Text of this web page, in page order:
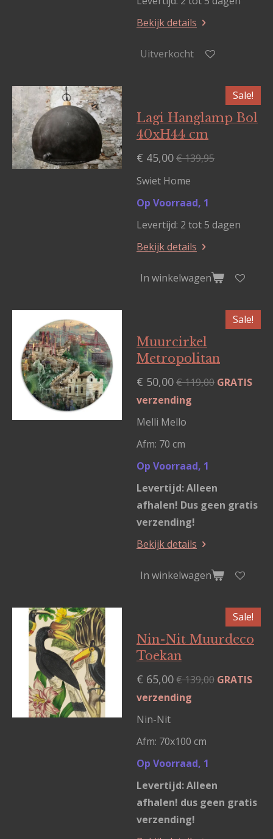
Bekijk details
Uitverkocht
Sale!
Lagi Hanglamp Bol
40xH44 cm
€ 45,00€ 139,95
Swiet Home
Op Voorraad, 1
Levertijd: 2 tot 5 dagen
Bekijk details
In winkelwagen
Sale!
Muurcirkel
Metropolitan
€ 50,00€ 119,00 GRATIS
verzending
Melli Mello
Afm: 70 cm
Op Voorraad, 1
Levertijd: Alleen
afhalen! Dus geen gratis
verzending!
Bekijk details
In winkelwagen
Sale!
Nin-Nit Muurdeco
Toekan
€ 65,00€ 139,00 GRATIS
verzending
Nin-Nit
Afm: 70x100 cm
Op Voorraad, 1
Levertijd: Alleen
afhalen! dus geen gratis
verzending!